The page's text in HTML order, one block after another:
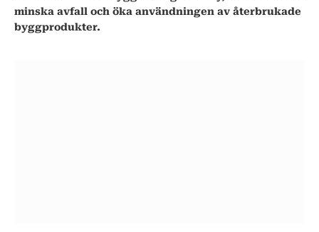
minska avfall och öka användningen av återbrukade
byggprodukter.